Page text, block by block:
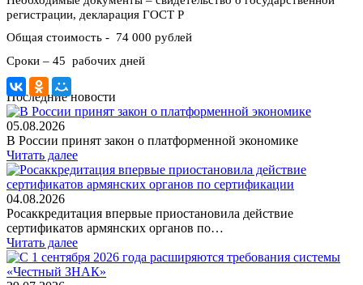
регистрации, декларация ГОСТ Р
Общая стоимость - 74 000 рублей
Сроки – 45 рабочих дней
Последние новости
05.08.2026
В России принят закон о платформенной экономике
Читать далее
04.08.2026
Росаккредитация впервые приостановила действие
сертификатов армянских органов по…
Читать далее